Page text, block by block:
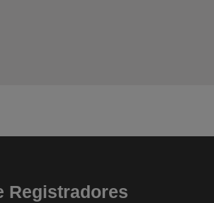
Registradores